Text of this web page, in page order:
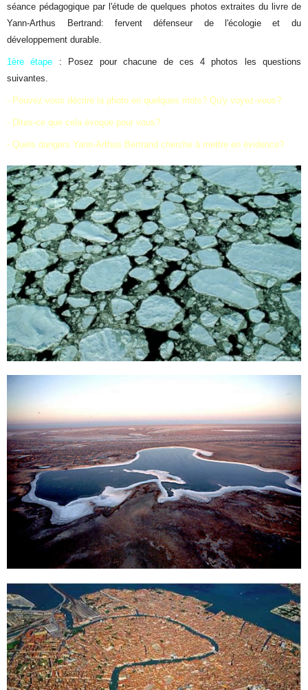
séance pédagogique par l'étude de quelques photos extraites du livre de
Yann-Arthus Bertrand: fervent défenseur de l'écologie et du
développement durable.
1ère étape : Posez pour chacune de ces 4 photos les questions
suivantes.
- Pouvez-vous décrire la photo en quelques mots? Qu'y voyez-vous?
- Dites-ce que cela évoque pour vous?
- Quels dangers Yann-Arthus Bertrand cherche à mettre en évidence?